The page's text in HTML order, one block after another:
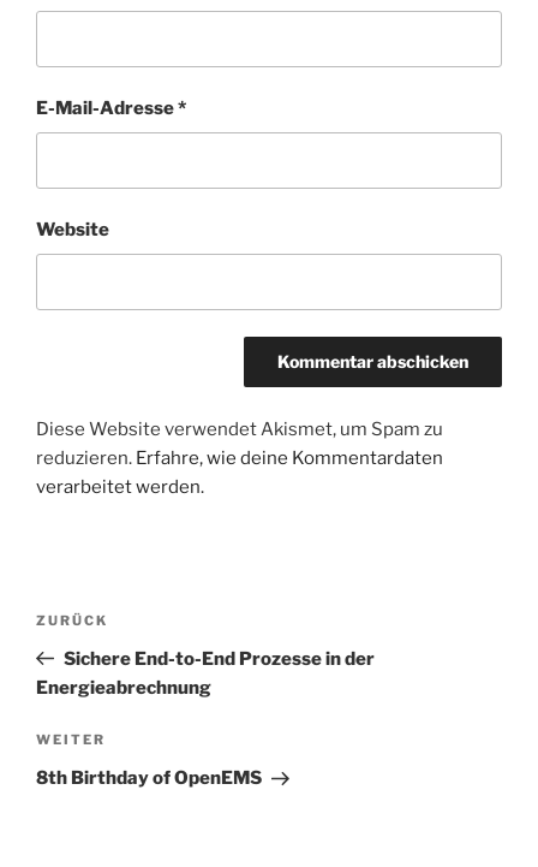
E-Mail-Adresse*
Website
Diese Website verwendet Akismet, um Spam zu
reduzieren. Erfahre, wie deine Kommentardaten
verarbeitet werden.
Beitragsnavigation
Vorheriger
Beitrag
ZURÜCK
Sichere End-to-End Prozesse in der
Energieabrechnung
Nächster
Beitrag
WEITER
8th Birthday of OpenEMS